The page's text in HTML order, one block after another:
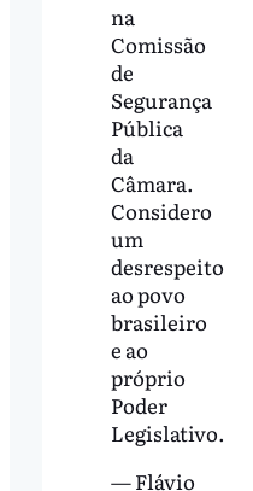
na
Comissão
de
Segurança
Pública
da
Câmara.
Considero
um
desrespeito
ao povo
brasileiro
e ao
próprio
Poder
Legislativo.
— Flávio